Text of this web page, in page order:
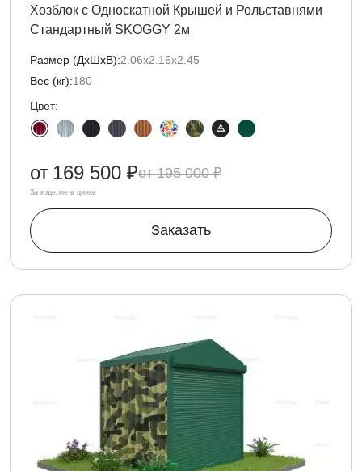
Хозблок с Односкатной Крышей и Рольставнями
Стандартный SKOGGY 2м
Размер (ДxШxВ):2.06х2.16х2.45
Вес (кг):180
Цвет:
195 000 ₽
от 169 500 ₽
За изделие в цинке
Заказать